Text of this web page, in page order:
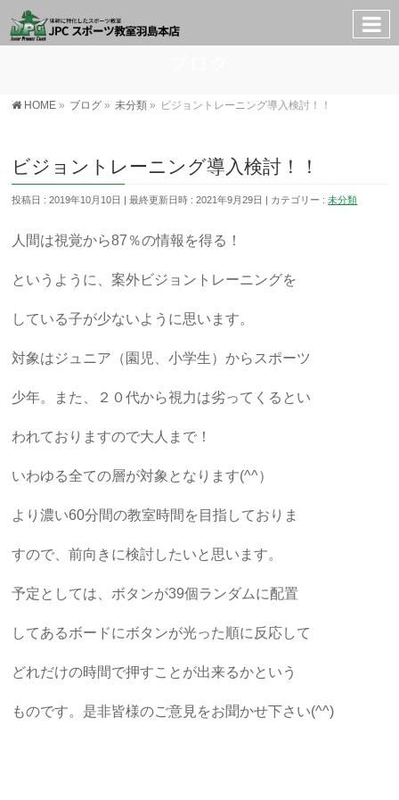
HOME » ブログ » 未分類 » ビジョントレーニング導入検討！！
ビジョントレーニング導入検討！！
投稿日 : 2019年10月10日 最終更新日時 : 2021年9月29日 カテゴリー :未分類
人間は視覚から87％の情報を得る！
というように、案外ビジョントレーニングを
している子が少ないように思います。
対象はジュニア（園児、小学生）からスポーツ
少年。また、２０代から視力は劣ってくるとい
われておりますので大人まで！
いわゆる全ての層が対象となります(^^）
より濃い60分間の教室時間を目指しておりま
すので、前向きに検討したいと思います。
予定としては、ボタンが39個ランダムに配置
してあるボードにボタンが光った順に反応して
どれだけの時間で押すことが出来るかという
ものです。是非皆様のご意見をお聞かせ下さい(^^)